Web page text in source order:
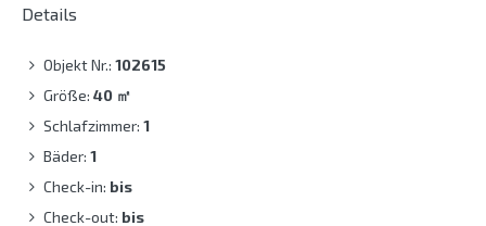
Details
Objekt Nr.: 102615
Größe: 40 ㎡
Schlafzimmer: 1
Bäder: 1
Check-in: bis
Check-out: bis